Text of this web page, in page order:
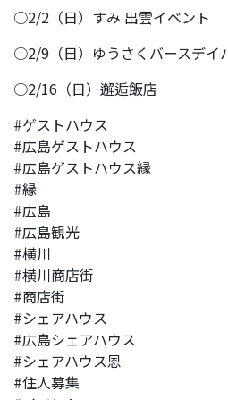
○2/2（日）すみ 出雲イベント
○2/9（日）ゆうさくバースデイ
○2/16（日）邂逅飯店
#ゲストハウス
#広島ゲストハウス
#広島ゲストハウス縁
#縁
#広島
#広島観光
#横川
#横川商店街
#商店街
#シェアハウス
#広島シェアハウス
#シェアハウス恩
#住人募集